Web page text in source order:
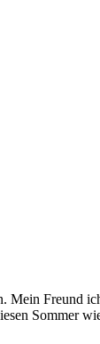
Mein Freund
Sommer